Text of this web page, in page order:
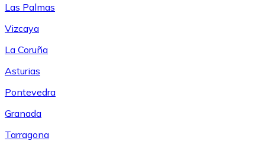
Las Palmas
Vizcaya
La Coruña
Asturias
Pontevedra
Granada
Tarragona